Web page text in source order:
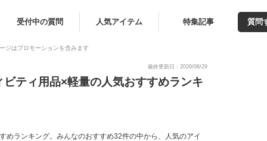
受付中の質問 人気アイテム 特集記事 質問
ジはプロモーションを含みます
最終更新日：2026/06/29
ティ用品×軽量の人気おすすめランキ
めランキング。みんなのおすすめ32件の中から、人気のアイ